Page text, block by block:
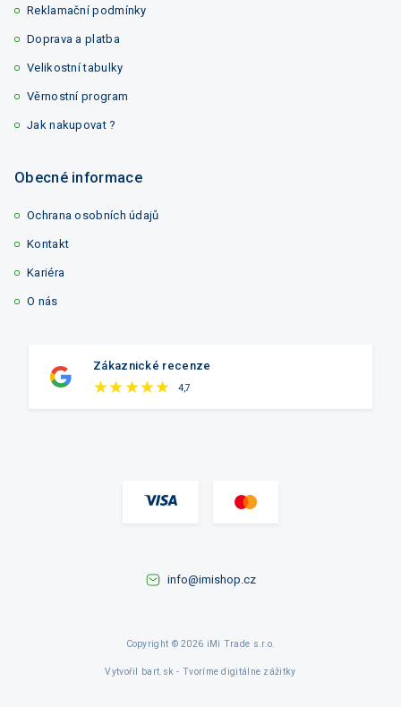
Reklamační podmínky
Doprava a platba
Velikostní tabulky
Věrnostní program
Jak nakupovat ?
Obecné informace
Ochrana osobních údajů
Kontakt
Kariéra
O nás
Zákaznické recenze
4,7
info@imishop.cz
Copyright © 2026 iMi Trade s.r.o.
Vytvořil bart.sk - Tvoríme digitálne zážitky